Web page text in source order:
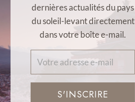
dernières actualités du pays
du soleil-levant directement
dans votre boîte e-mail.
S'INSCRIRE